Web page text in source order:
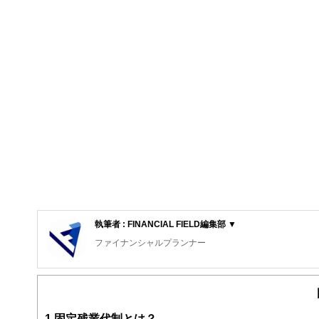
執筆者 : FINANCIAL FIELD編集部 ▼
ファイナンシャルプランナー
FinancialField編集部は、金融、経済に関する記事を、日
案から記事掲載まですべての工程に関わることで、読者目